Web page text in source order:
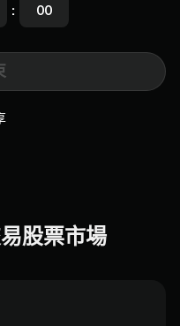
: 00
股票市場